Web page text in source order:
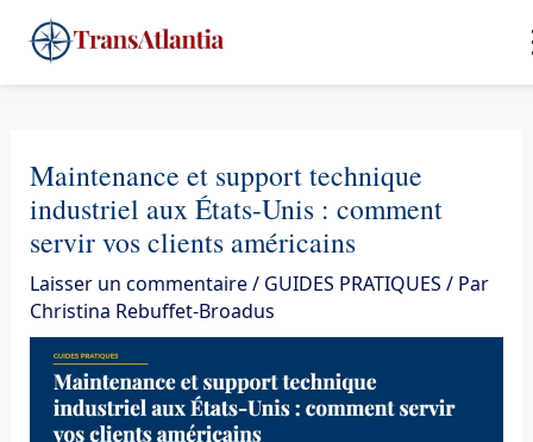
au
contenu
Maintenance et support technique
industriel aux États-Unis : comment
servir vos clients américains
Laisser un commentaire/ GUIDES PRATIQUES / Par
Christina Rebuffet-Broadus